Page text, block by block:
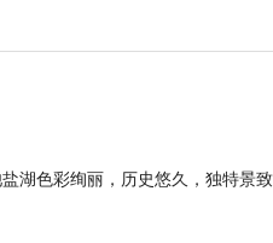
湖色彩绚丽，历史悠久，独特景